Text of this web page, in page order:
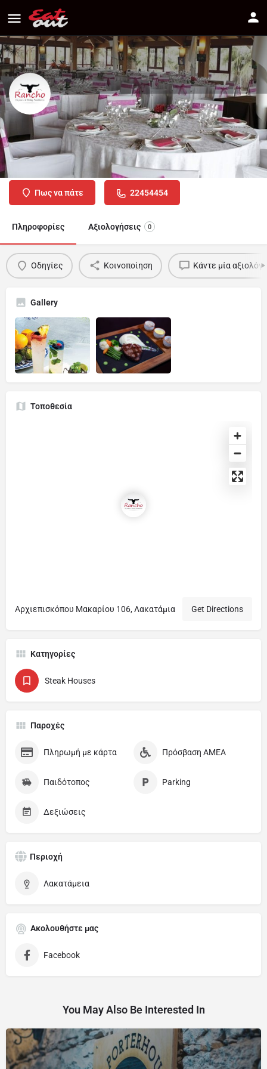
Rancho Bar & Grill
Διεύθυνση
Αρχιεπισκόπου Μακαρίου 106, Λακατάμια
Πως να πάτε 22454454
Πληροφορίες Αξιολογήσεις 0
Οδηγίες Κοινοποίηση Κάντε μία
Gallery
Τοποθεσία
Αρχιεπισκόπου Μακαρίου 106, Λακατάμια Get Directions
Κατηγορίες
Steak Houses
Παροχές
Πληρωμή με κάρτα Πρόσβαση ΑΜΕΑ
Παιδότοπος Parking
Δεξιώσεις
Περιοχή
Λακατάμεια
Ακολουθήστε μας
Facebook
You May Also Be Interested In